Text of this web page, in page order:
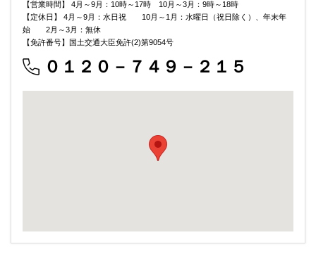
【営業時間】 4月～9月：10時～17時 10月～3月：9時～18時
【定休日】 4月～9月：水日祝 10月～1月：水曜日（祝日除く）、年末年
始 2月～3月：無休
【免許番号】国土交通大臣免許(2)第9054号
０１２０－７４９－２１５